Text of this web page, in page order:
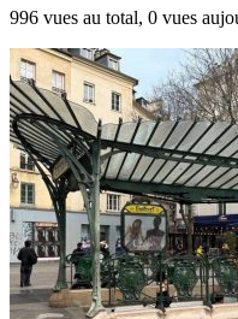
996 vues au total, 0 vues